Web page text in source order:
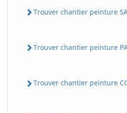
Trouver chantier peinture
Trouver chantier peinture
Trouver chantier peinture